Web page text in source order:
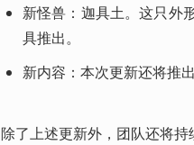
新怪兽：迦具土。这只外
具推出。
新内容：本次更新还将推
除了上述更新外，团队还将持